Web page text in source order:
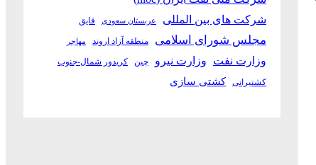
شرکت های بین المللی
عربستان سعودی قایق
مجلس شورای اسلامی منطقه آزاد اروند مهاجر
وزارت نفت وزارت نیرو چین کریدور شمال-جنوب
کشتیرانی کشتی سازی